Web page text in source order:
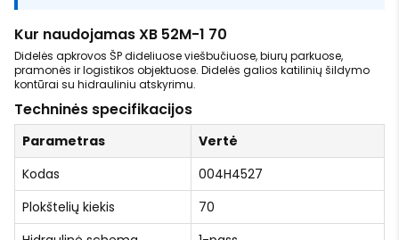
Kur naudojamas XB 52M-1 70
Didelės apkrovos ŠP dideliuose viešbučiuose, biurų parkuose,
pramonės ir logistikos objektuose. Didelės galios katilinių šildymo
kontūrai su hidrauliniu atskyrimu.
Techninės specifikacijos
Parametras
Vertė
Kodas
004H4527
Plokštelių kiekis
70